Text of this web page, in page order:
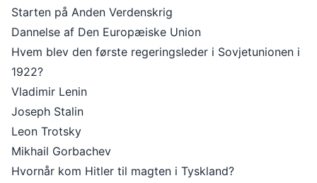
Starten på Anden Verdenskrig
Dannelse af Den Europæiske Union
Hvem blev den første regeringsleder i Sovjetunionen i
1922?
Vladimir Lenin
Joseph Stalin
Leon Trotsky
Mikhail Gorbachev
Hvornår kom Hitler til magten i Tyskland?